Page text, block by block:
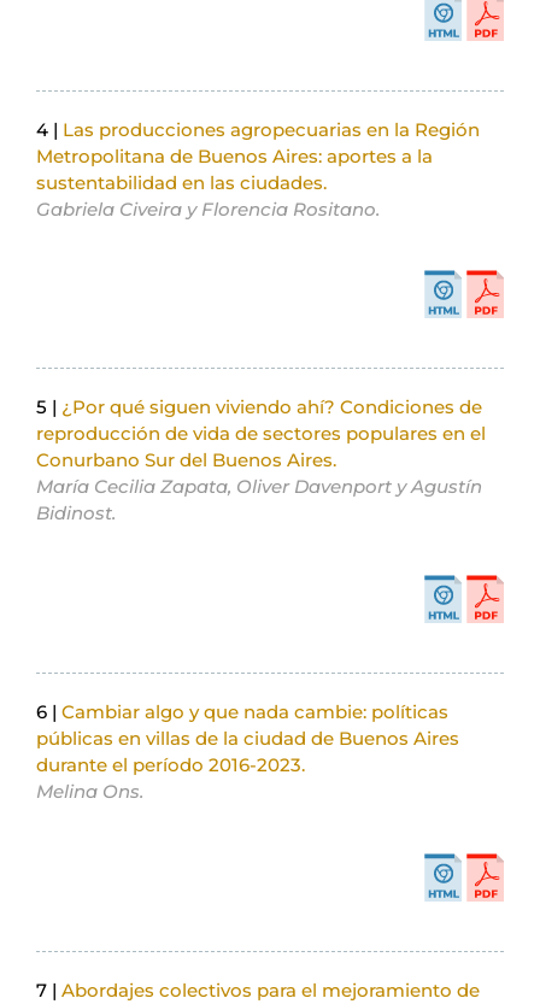
4 | Las producciones agropecuarias en la Región
Metropolitana de Buenos Aires: aportes a la
sustentabilidad en las ciudades.
Gabriela Civeira y Florencia Rositano.
5 | ¿Por qué siguen viviendo ahí? Condiciones de
reproducción de vida de sectores populares en el
Conurbano Sur del Buenos Aires.
María Cecilia Zapata, Oliver Davenport y Agustín
Bidinost.
6 | Cambiar algo y que nada cambie: políticas
públicas en villas de la ciudad de Buenos Aires
durante el período 2016-2023.
Melina Ons.
7 | Abordajes colectivos para el mejoramiento de